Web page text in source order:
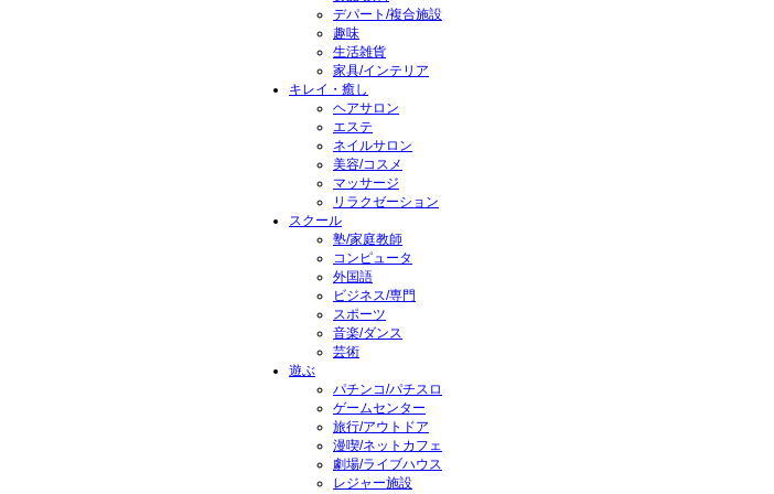
デパート/複合施設
趣味
生活雑貨
家具/インテリア
キレイ・癒し
ヘアサロン
エステ
ネイルサロン
美容/コスメ
マッサージ
リラクゼーション
スクール
塾/家庭教師
コンピュータ
外国語
ビジネス/専門
スポーツ
音楽/ダンス
芸術
遊ぶ
パチンコ/パチスロ
ゲームセンター
旅行/アウトドア
漫喫/ネットカフェ
劇場/ライブハウス
レジャー施設